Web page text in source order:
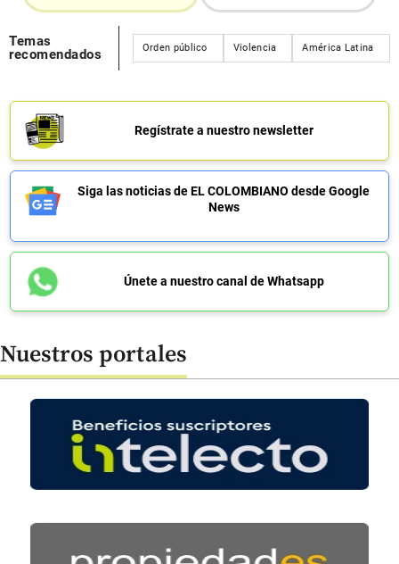
Temas
recomendados
Orden público Violencia América Latina
Regístrate a nuestro newsletter
Siga las noticias de EL COLOMBIANO desde Google
News
Únete a nuestro canal de Whatsapp
Nuestros portales